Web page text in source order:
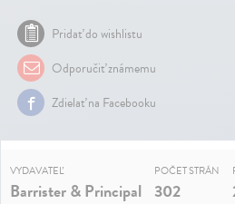
Pridať do wishlistu
Odporučiť známemu
Zdielať na Facebooku
VYDAVATEĽ
Barrister & Principal
POČET STRÁN
302